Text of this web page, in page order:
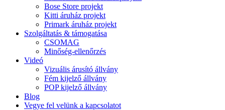
Bose Store projekt
Kitti áruház projekt
Primark áruház projekt
Szolgáltatás & támogatása
CSOMAG
Minőség-ellenőrzés
Videó
Vizuális árusító állvány
Fém kijelző állvány
POP kijelző állvány
Blog
Vegye fel velünk a kapcsolatot